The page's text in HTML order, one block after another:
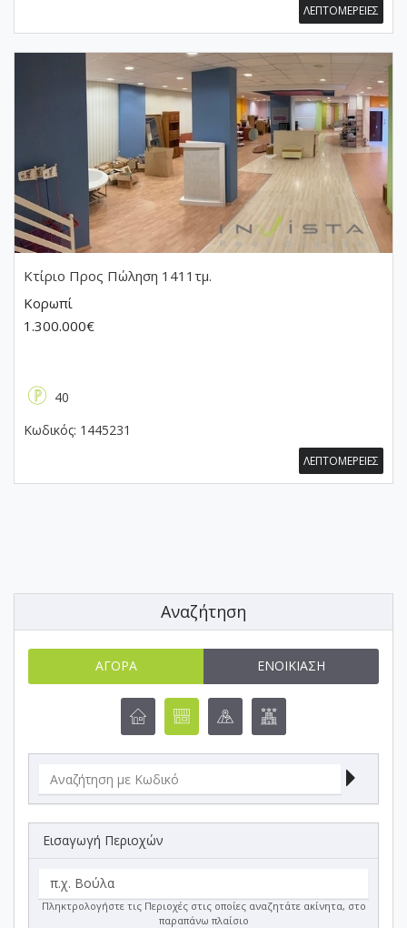
ΛΕΠΤΟΜΕΡΕΙΕΣ
Κτίριο Προς Πώληση 1411τμ.
Κορωπί
1.300.000€
40
Κωδικός: 1445231
ΛΕΠΤΟΜΕΡΕΙΕΣ
Αναζήτηση
ΑΓΟΡΆ ΕΝΟΙΚΊΑΣΗ
Εισαγωγή Περιοχών
Πληκτρολογήστε τις Περιοχές στις οποίες αναζητάτε ακίνητα, στο
παραπάνω πλαίσιο